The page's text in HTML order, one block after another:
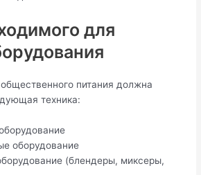
для
питания должна
техника:
оборудование
(блендеры, миксеры,